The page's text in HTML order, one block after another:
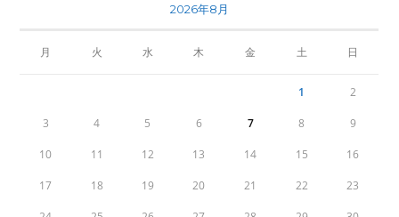
2026年8月
月 火 水 木 金 土 日
1 2
3 4 5 6 7 8 9
10 11 12 13 14 15 16
17 18 19 20 21 22 23